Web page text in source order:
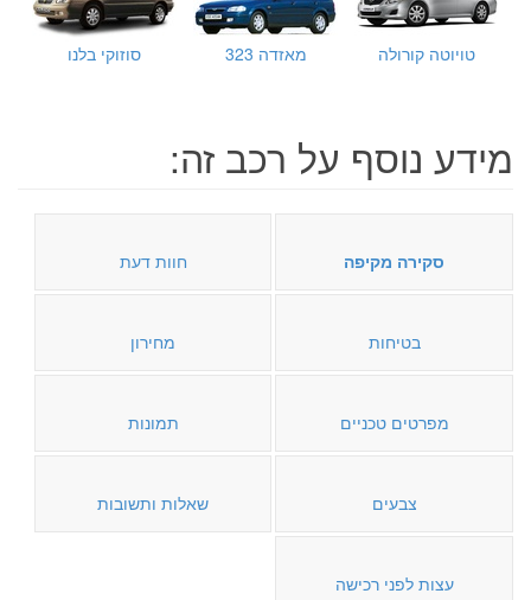
טויוטה קורולה מאזדה 323 סוזוקי בלנו
מידע נוסף על רכב זה:
סקירה מקיפה חוות דעת
בטיחות מחירון
מפרטים טכניים תמונות
צבעים שאלות ותשובות
עצות לפני רכישה